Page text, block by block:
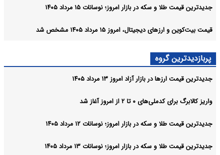
جدیدترین قیمت طلا و سکه در بازار امروز؛ نوسانات ۱۵ مرداد ۱۴۰۵
قیمت بیت‌کوین و ارز‌های دیجیتال، امروز ۱۵ مرداد ۱۴۰۵ مشخص شد
پربازدیدترین گروه
جدیدترین قیمت ارزها در بازار آزاد امروز ۱۳ مرداد ۱۴۰۵
واریز کالابرگ برای کدملی‌های ۰ تا ۲ از امروز آغاز شد
جدیدترین قیمت طلا و سکه در بازار امروز؛ نوسانات ۱۲ مرداد ۱۴۰۵
جدیدترین قیمت طلا و سکه در بازار امروز؛ نوسانات ۱۳ مرداد ۱۴۰۵